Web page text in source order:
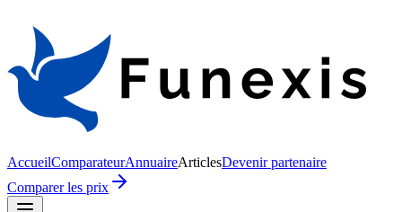
AccueilComparateurAnnuaireArticlesDevenir partenaire
Comparer les prix